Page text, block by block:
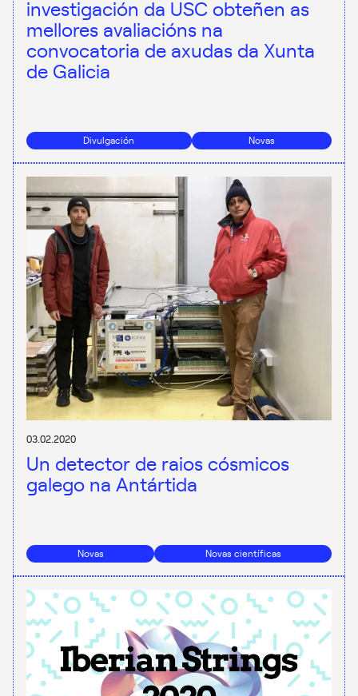
investigación da USC obteñen as
mellores avaliacións na
convocatoria de axudas da Xunta
de Galicia
Divulgación Novas
03.02.2020
Un detector de raios cósmicos
galego na Antártida
Novas Novas científicas